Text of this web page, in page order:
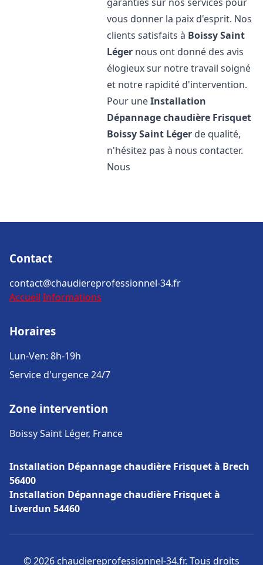
vous donner la paix d'esprit. Nos
clients satisfaits à Boissy Saint
Léger nous ont donné des avis
élogieux sur notre travail soigné
et notre rapidité d'intervention.
Pour uneInstallation
Dépannage chaudière Frisquet
Boissy Saint Léger de qualité,
n'hésitez pas à nous contacter.
Nous
Contact
contact@chaudiereprofessionnel-34.fr
Accueil Informations
Horaires
Lun-Ven: 8h-19h
Service d'urgence 24/7
Zone intervention
Boissy Saint Léger, France
Installation Dépannage chaudière Frisquet à Brech
56400
Installation Dépannage chaudière Frisquet à
Liverdun 54460
© 2026 chaudiereprofessionnel-34.fr. Tous droits